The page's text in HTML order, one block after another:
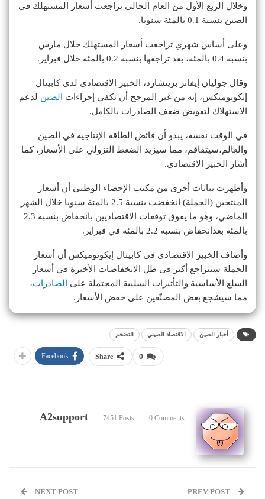
وخلال الربع الأول من العام الحالي تراجعت أسعار المستهلك في
الصين بنسبة 0.1 بالمئة سنويا.
وعلى أساس شهري تراجعت أسعار المستهلك خلال مارس
بنسبة 0.4 بالمئة، بعد تراجعها بنسبة 0.2 بالمئة خلال فبراير.
وقال جوليان إيفانز بريتشارد، الخبير الاقتصادي لدى كابيتال
إيكونوميكس، إنه من غير المرجح أن تكفي إجراءات
الصين لدعم
الاستهلاك لتعويض ضعف الصادرات بالكامل.
في الوقت نفسه، يبدو أن فائض الطاقة الإنتاجية في الصين
والعالم،سيتفاقم، مما سيزيد الضغط النزولي على الأسعار، كما
أشار الخبير الاقتصادي.
وأظهرت بيانات أخرى من مكتب الإحصاء الوطني أن أسعار
المنتجين (الجملة) انخفضت بنسبة 2.5 بالمئة سنويا خلال الشهر
الماضي، وهو ما يفوق توقعات الاقتصاديين بانخفاض بنسبة 2.3
بالمئة بعدانخفاض بنسبة 2.2 بالمئة في فبراير.
وأضاف الخبير الاقتصادي في كابيتال إيكونوميكس أن أسعار
الجملة ستتراجع أكثر في ظل الانخفاضات الأخيرة في أسعار
السلع الأساسية والتأثيرات السلبية المحتملة على
الصادرات،
مما سيشجع بعض المصنّعين على خفض الأسعار.
أخبار الصين الاقتصاد الصيني التضخم
0
Share
Facebook
A2support 7451 Posts 0 Comments
NEXT POST